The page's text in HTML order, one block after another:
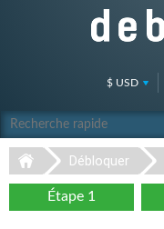
$ USD
Débloquer
Étape 1